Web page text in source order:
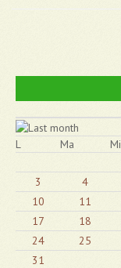
L
Ma Mi
3
4
10
11
17
18
24
25
31